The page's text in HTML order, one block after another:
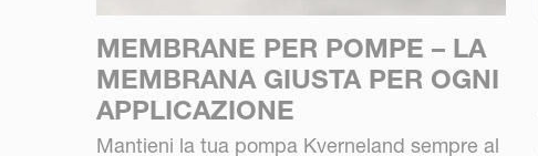
MEMBRANE PER POMPE – LA
MEMBRANA GIUSTA PER OGNI
APPLICAZIONE
Mantieni la tua pompa Kverneland sempre al